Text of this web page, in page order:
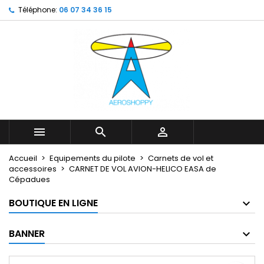
Téléphone: 06 07 34 36 15
  
Accueil Equipements du pilote
Carnets de vol et
accessoires
CARNET DE VOL AVION-HELICO EASA de
Cépadues
BOUTIQUE EN LIGNE
BANNER
My wishlists
Create new list
Créer une liste d'envies
Nom de la liste d'envies
Connexion
Vous devez être connecté pour ajouter des produits à